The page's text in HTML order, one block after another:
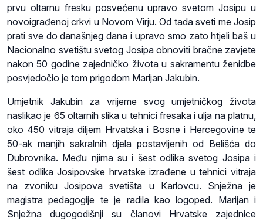
prvu oltarnu fresku posvećenu upravo svetom Josipu u
novoigrađenoj crkvi u Novom Virju. Od tada sveti me Josip
prati sve do današnjeg dana i upravo smo zato htjeli baš u
Nacionalno svetištu svetog Josipa obnoviti bračne zavjete
nakon 50 godine zajedničko života u sakramentu ženidbe
posvjedočio je tom prigodom Marijan Jakubin.
Umjetnik Jakubin za vrijeme svog umjetničkog života
naslikao je 65 oltarnih slika u tehnici fresaka i ulja na platnu,
oko 450 vitraja diljem Hrvatska i Bosne i Hercegovine te
50-ak manjih sakralnih djela postavljenih od Belišća do
Dubrovnika. Među njima su i šest odlika svetog Josipa i
šest odlika Josipovske hrvatske izrađene u tehnici vitraja
na zvoniku Josipova svetišta u Karlovcu. Snježna je
magistra pedagogije te je radila kao logoped. Marijan i
Snježna dugogodišnji su članovi Hrvatske zajednice